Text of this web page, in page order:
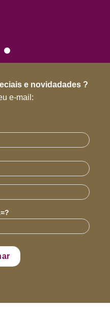
e novidadades ?
e-mail: